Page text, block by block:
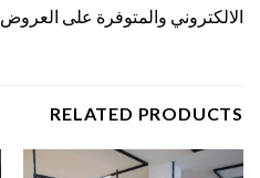
الالكتروني والمتوفرة على العروض
RELATED PRODUCTS